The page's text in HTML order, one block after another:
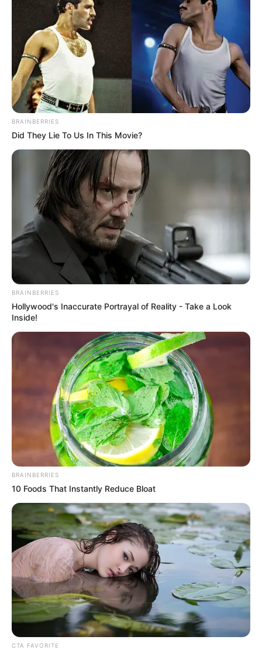
BRAINBERRIES
Did They Lie To Us In This Movie?
BRAINBERRIES
Hollywood's Inaccurate Portrayal of Reality - Take a Look
Inside!
BRAINBERRIES
10 Foods That Instantly Reduce Bloat
CTA FAVORITE